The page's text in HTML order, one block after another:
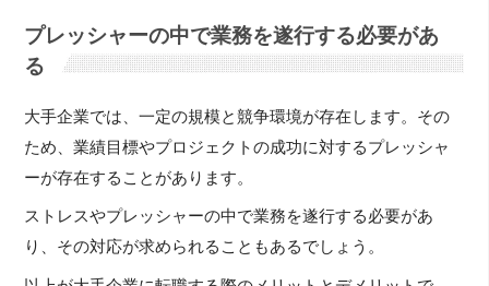
プレッシャーの中で業務を遂行する必要があ
る
大手企業では、一定の規模と競争環境が存在します。その
ため、業績目標やプロジェクトの成功に対するプレッシャ
ーが存在することがあります。
ストレスやプレッシャーの中で業務を遂行する必要があ
り、その対応が求められることもあるでしょう。